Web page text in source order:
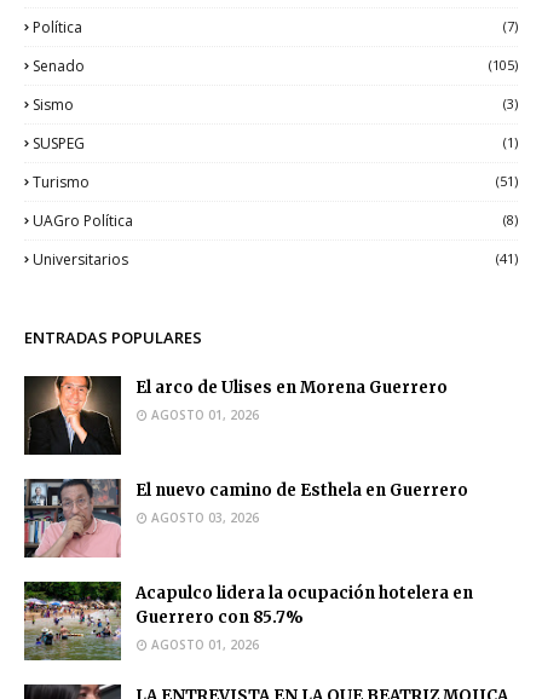
Política (7)
Senado (105)
Sismo (3)
SUSPEG (1)
Turismo (51)
UAGro Política (8)
Universitarios (41)
ENTRADAS POPULARES
El arco de Ulises en Morena Guerrero
AGOSTO 01, 2026
El nuevo camino de Esthela en Guerrero
AGOSTO 03, 2026
Acapulco lidera la ocupación hotelera en
Guerrero con 85.7%
AGOSTO 01, 2026